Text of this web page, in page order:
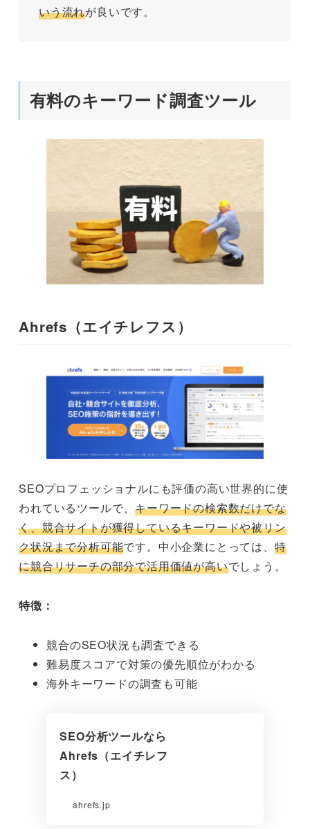
いう流れが良いです。
有料のキーワード調査ツール
Ahrefs（エイチレフス）
SEOプロフェッショナルにも評価の高い世界的に使
われているツールで、キーワードの検索数だけでな
く、競合サイトが獲得しているキーワードや被リン
ク状況まで分析可能です。中小企業にとっては、 特
に競合リサーチの部分で活用価値が高いでしょう。
特徴：
競合のSEO状況も調査できる
難易度スコアで対策の優先順位がわかる
海外キーワードの調査も可能
SEO分析ツールなら
Ahrefs（エイチレフ
ス）
ahrefs.jp